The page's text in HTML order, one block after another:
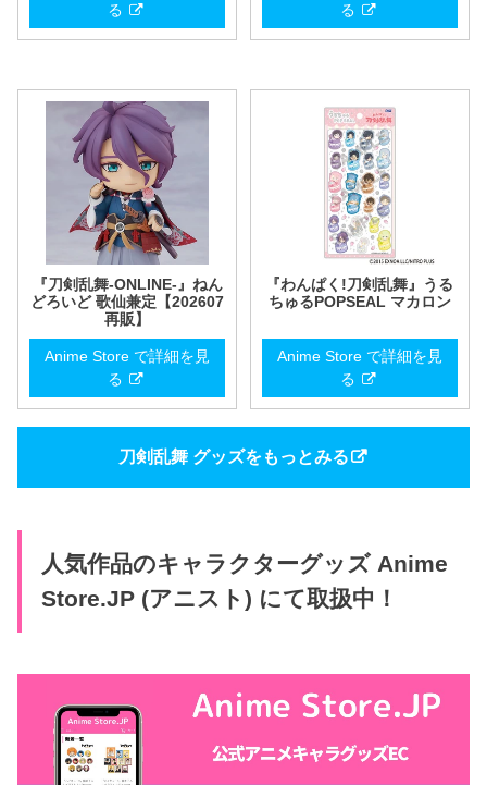
る る
『刀剣乱舞-ONLINE-』ねん
どろいど 歌仙兼定【202607
再販】
Anime Store で詳細を見
る
『わんぱく!刀剣乱舞』うる
ちゅるPOPSEAL マカロン
Anime Store で詳細を見
る
刀剣乱舞 グッズをもっとみる
人気作品のキャラクターグッズ Anime
Store.JP (アニスト) にて取扱中！